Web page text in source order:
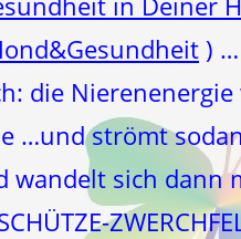
)
die
…und strömt
wandelt sich